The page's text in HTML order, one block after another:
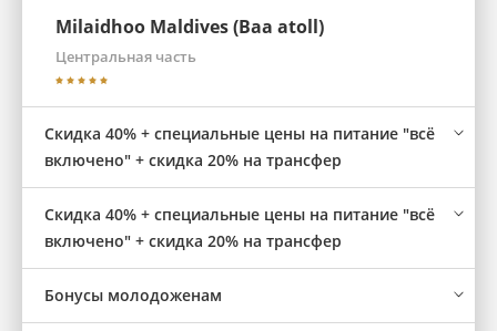
Milaidhoo Maldives (Baa atoll)
Центральная часть
Скидка 40% + специальные цены на питание "всё
включено" + скидка 20% на трансфер
Скидка 40% + специальные цены на питание "всё
включено" + скидка 20% на трансфер
Бонусы молодоженам